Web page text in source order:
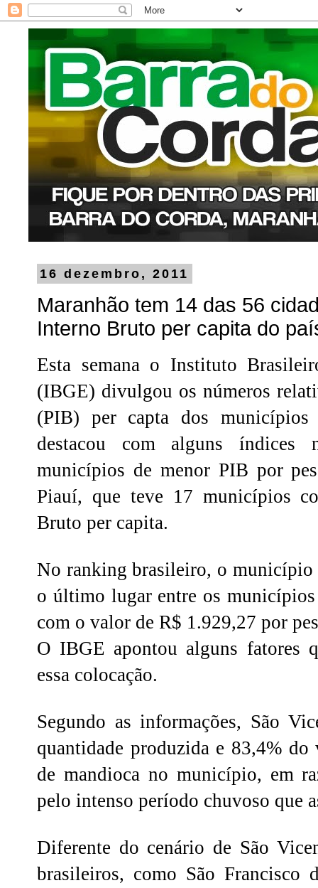
16 dezembro, 2011
Maranhão tem 14 das 56
Interno Bruto per capita do
Esta semana o Instituto
(IBGE) divulgou os números
(PIB) per capta dos municípios
destacou com alguns
municípios de menor PIB por
Piauí, que teve 17 municípios
Bruto per capita.
No ranking brasileiro, o município
o último lugar entre os
com o valor de R$ 1.929,27 por
O IBGE apontou alguns fatores
essa colocação.
Segundo as informações, São
quantidade produzida e 83,4%
de mandioca no município, em
pelo intenso período chuvoso que
Diferente do cenário de São
brasileiros, como São Francisco